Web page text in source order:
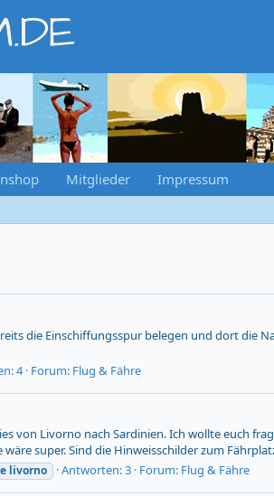
Mitglieder Impressum
die Einschiffungsspur belegen und dort die
4 Forum: Flug & Fähre
von Livorno nach Sardinien. Ich wollte euch
super. Sind die Hinweisschilder zum
livorno Antworten: 3 Forum: Flug & Fähre